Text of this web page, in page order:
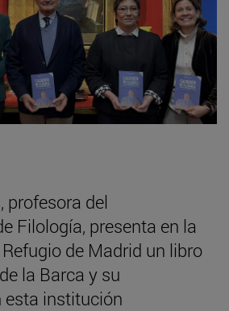
profesora del
Filología, presenta en la
de Madrid un libro
la Barca y su
esta institución